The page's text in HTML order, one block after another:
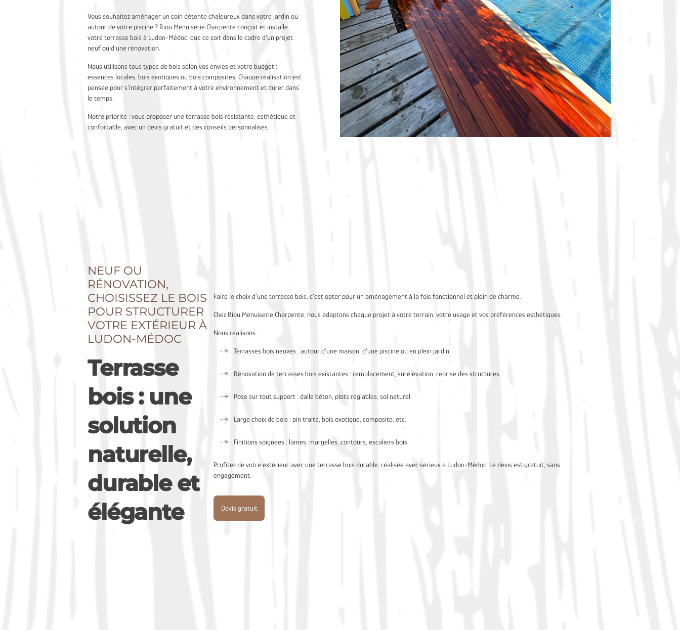
Vous souhaitez aménager un coin détente chaleureux dans votre jardin ou
autour de votre piscine ? Riou Menuiserie Charpente conçoit et installe
votre terrasse bois à Ludon-Médoc, que ce soit dans le cadre d’un projet
neuf ou d’une rénovation.
Nous utilisons tous types de bois selon vos envies et votre budget :
essences locales, bois exotiques ou bois composites. Chaque réalisation est
pensée pour s’intégrer parfaitement à votre environnement et durer dans
le temps.
Notre priorité : vous proposer une terrasse bois résistante, esthétique et
confortable, avec un devis gratuit et des conseils personnalisés.
NEUF OU
RÉNOVATION,
CHOISISSEZ LE BOIS
POUR STRUCTURER
VOTRE EXTÉRIEUR À
LUDON-MÉDOC
Terrasse
bois : une
solution
naturelle,
durable et
élégante
Faire le choix d’une terrasse bois, c’est opter pour un aménagement à la fois fonctionnel et plein de charme.
Chez Riou Menuiserie Charpente, nous adaptons chaque projet à votre terrain, votre usage et vos préférences esthétiques.
Nous réalisons :
Terrasses bois neuves : autour d’une maison, d’une piscine ou en plein jardin
Rénovation de terrasses bois existantes : remplacement, surélévation, reprise des structures
Pose sur tout support : dalle béton, plots réglables, sol naturel
Large choix de bois : pin traité, bois exotique, composite, etc.
Finitions soignées : lames, margelles, contours, escaliers bois
Profitez de votre extérieur avec une terrasse bois durable, réalisée avec sérieux à Ludon-Médoc. Le devis est gratuit, sans
engagement.
Devis gratuit